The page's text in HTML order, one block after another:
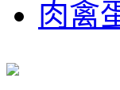
肉禽